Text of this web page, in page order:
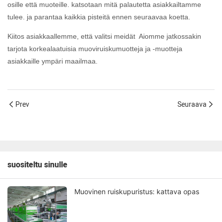
osille että muoteille. katsotaan mitä palautetta asiakkailtamme
tulee. ja parantaa kaikkia pisteitä ennen seuraavaa koetta.
Kiitos asiakkaallemme, että valitsi meidät Aiomme jatkossakin
tarjota korkealaatuisia muoviruiskumuotteja ja -muotteja
asiakkaille ympäri maailmaa.
Prev Seuraava
suositeltu sinulle
Muovinen ruiskupuristus: kattava opas